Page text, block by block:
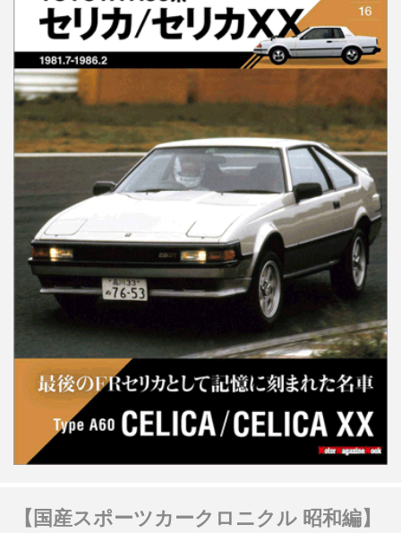
【国産スポーツカークロニクル 昭和編】